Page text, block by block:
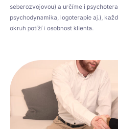
seberozvojovou) a určíme i
psychodynamika, logoterapie aj.),
okruh potíží i osobnost klienta.